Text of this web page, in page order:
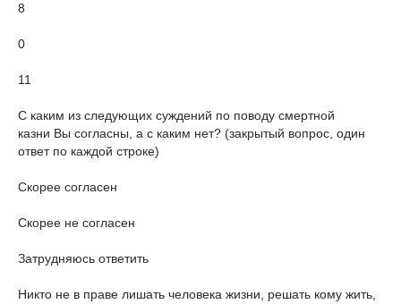
8
0
11
С каким из следующих суждений по поводу смертной
казни Вы cогласны, а с каким нет? (закрытый вопрос, один
ответ по каждой строке)
Скорее согласен
Скорее не согласен
Затрудняюсь ответить
Никто не в праве лишать человека жизни, решать кому жить,